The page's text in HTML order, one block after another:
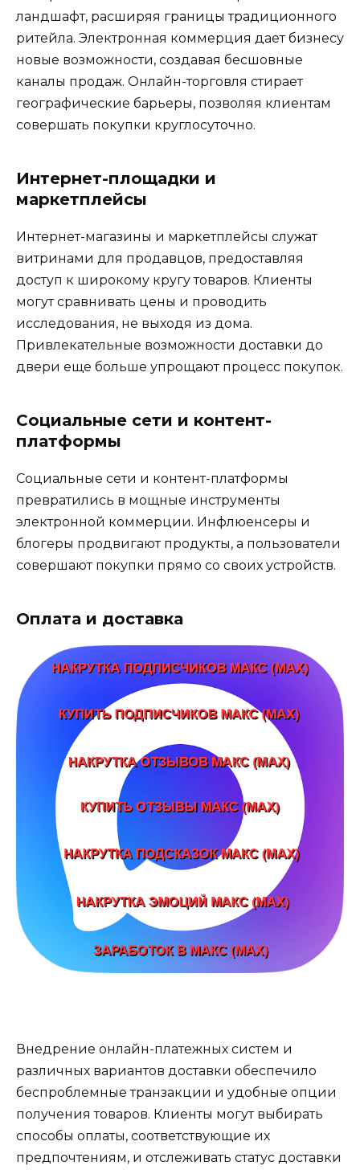
ландшафт, расширяя границы традиционного
ритейла. Электронная коммерция дает бизнесу
новые возможности, создавая бесшовные
каналы продаж. Онлайн-торговля стирает
географические барьеры, позволяя клиентам
совершать покупки круглосуточно.
Интернет-площадки и
маркетплейсы
Интернет-магазины и маркетплейсы служат
витринами для продавцов, предоставляя
доступ к широкому кругу товаров. Клиенты
могут сравнивать цены и проводить
исследования, не выходя из дома.
Привлекательные возможности доставки до
двери еще больше упрощают процесс покупок.
Социальные сети и контент-
платформы
Социальные сети и контент-платформы
превратились в мощные инструменты
электронной коммерции. Инфлюенсеры и
блогеры продвигают продукты, а пользователи
совершают покупки прямо со своих устройств.
Оплата и доставка
Внедрение онлайн-платежных систем и
различных вариантов доставки обеспечило
беспроблемные транзакции и удобные опции
получения товаров. Клиенты могут выбирать
способы оплаты, соответствующие их
предпочтениям, и отслеживать статус доставки